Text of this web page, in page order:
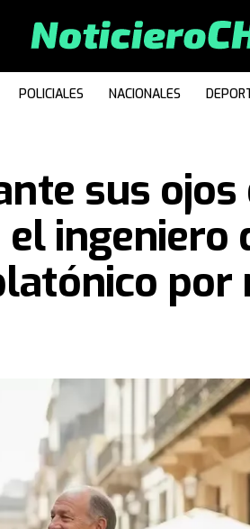
POLICIALES NACIONALES
sus ojos
ingeniero
por